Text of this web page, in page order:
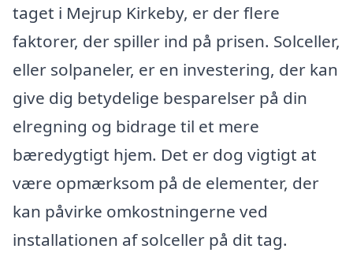
taget i Mejrup Kirkeby, er der flere
faktorer, der spiller ind på prisen. Solceller,
eller solpaneler, er en investering, der kan
give dig betydelige besparelser på din
elregning og bidrage til et mere
bæredygtigt hjem. Det er dog vigtigt at
være opmærksom på de elementer, der
kan påvirke omkostningerne ved
installationen af solceller på dit tag.